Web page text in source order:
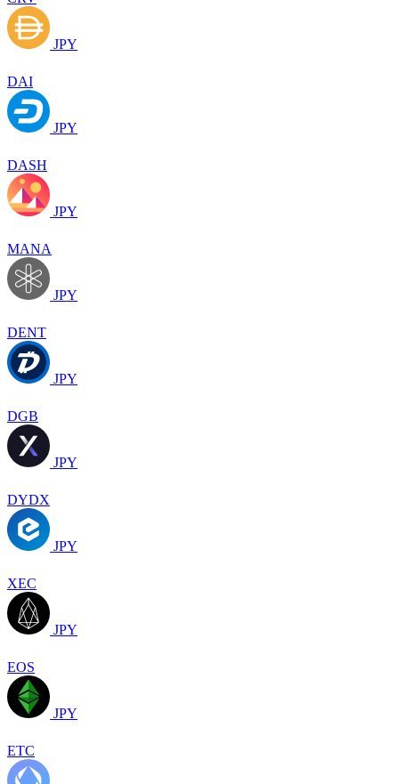
JPY
DAI
JPY
DASH
JPY
MANA
JPY
DENT
JPY
DGB
JPY
DYDX
JPY
XEC
JPY
EOS
JPY
ETC